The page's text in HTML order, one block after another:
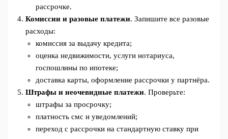
рассрочке.
Комиссии и разовые платежи. Запишите все разовые
расходы:
комиссия за выдачу кредита;
оценка недвижимости, услуги нотариуса,
госпошлины по ипотеке;
доставка карты, оформление рассрочки у партнёра.
Штрафы и неочевидные платежи. Проверьте:
штрафы за просрочку;
платность смс и уведомлений;
переход с рассрочки на стандартную ставку при